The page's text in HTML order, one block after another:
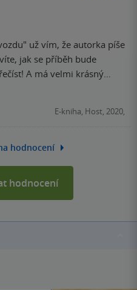
už vím, že autorka píše
jak se příběh bude
A má velmi krásný
fantasy!
E-kniha, Host, 2020,
hodnocení
hodnocení